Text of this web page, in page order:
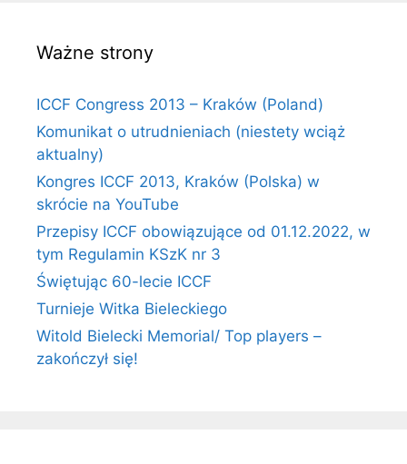
Ważne strony
ICCF Congress 2013 – Kraków (Poland)
Komunikat o utrudnieniach (niestety wciąż
aktualny)
Kongres ICCF 2013, Kraków (Polska) w
skrócie na YouTube
Przepisy ICCF obowiązujące od 01.12.2022, w
tym Regulamin KSzK nr 3
Świętując 60-lecie ICCF
Turnieje Witka Bieleckiego
Witold Bielecki Memorial/ Top players –
zakończył się!